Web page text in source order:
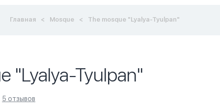
Главная Mosque The mosque "Lyalya-Tyulpan"
"Lyalya-Tyulpan"
5 отзывов